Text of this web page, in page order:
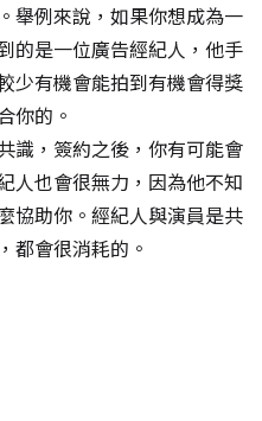
舉例來說，如果你想成為一
的是一位廣告經紀人，他手
少有機會能拍到有機會得獎
你的。
識，簽約之後，你有可能會
人也會很無力，因為他不知
協助你。經紀人與演員是共
都會很消耗的。